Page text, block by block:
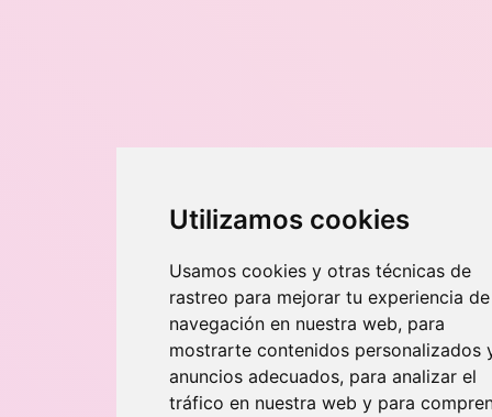
Utilizamos cookies
Usamos cookies y otras técnicas de
rastreo para mejorar tu experiencia de
navegación en nuestra web, para
mostrarte contenidos personalizados
anuncios adecuados, para analizar el
tráfico en nuestra web y para